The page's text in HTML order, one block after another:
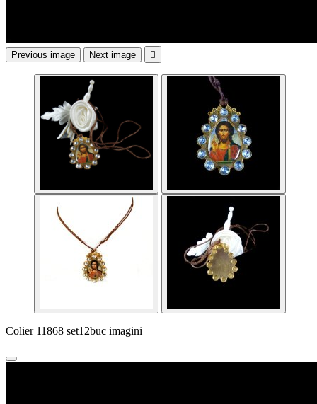
Previous image Next image 
Colier 11868 set12buc imagini